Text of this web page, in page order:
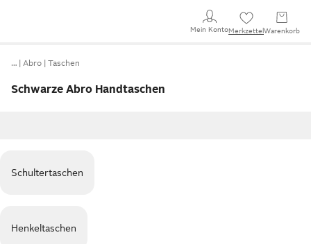
Mein KontoMerkzettel Warenkorb
… Abro Taschen
Schwarze Abro Handtaschen
Schultertaschen
Henkeltaschen